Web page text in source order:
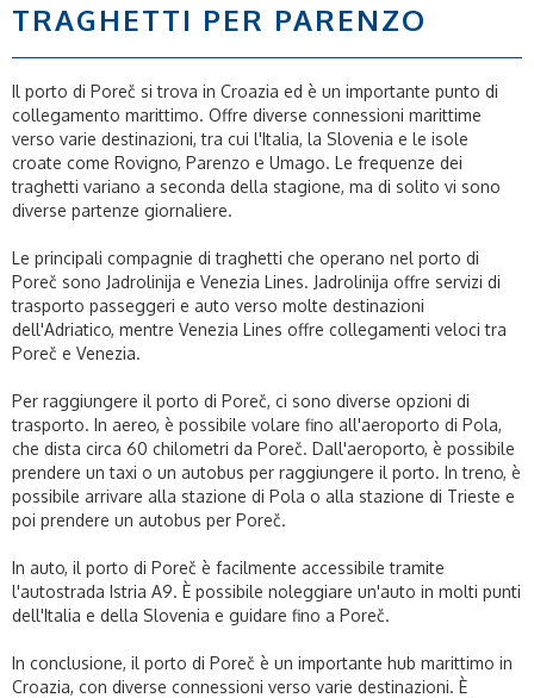
TRAGHETTI PER PARENZO
Il porto di Poreč si trova in Croazia ed è un importante punto di
collegamento marittimo. Offre diverse connessioni marittime
verso varie destinazioni, tra cui l'Italia, la Slovenia e le isole
croate come Rovigno, Parenzo e Umago. Le frequenze dei
traghetti variano a seconda della stagione, ma di solito vi sono
diverse partenze giornaliere.
Le principali compagnie di traghetti che operano nel porto di
Poreč sono Jadrolinija e Venezia Lines. Jadrolinija offre servizi di
trasporto passeggeri e auto verso molte destinazioni
dell'Adriatico, mentre Venezia Lines offre collegamenti veloci tra
Poreč e Venezia.
Per raggiungere il porto di Poreč, ci sono diverse opzioni di
trasporto. In aereo, è possibile volare fino all'aeroporto di Pola,
che dista circa 60 chilometri da Poreč. Dall'aeroporto, è possibile
prendere un taxi o un autobus per raggiungere il porto. In treno, è
possibile arrivare alla stazione di Pola o alla stazione di Trieste e
poi prendere un autobus per Poreč.
In auto, il porto di Poreč è facilmente accessibile tramite
l'autostrada Istria A9. È possibile noleggiare un'auto in molti punti
dell'Italia e della Slovenia e guidare fino a Poreč.
In conclusione, il porto di Poreč è un importante hub marittimo in
Croazia, con diverse connessioni verso varie destinazioni. È